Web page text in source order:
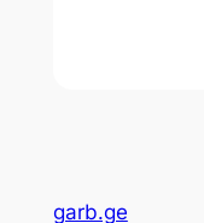
garb.ge